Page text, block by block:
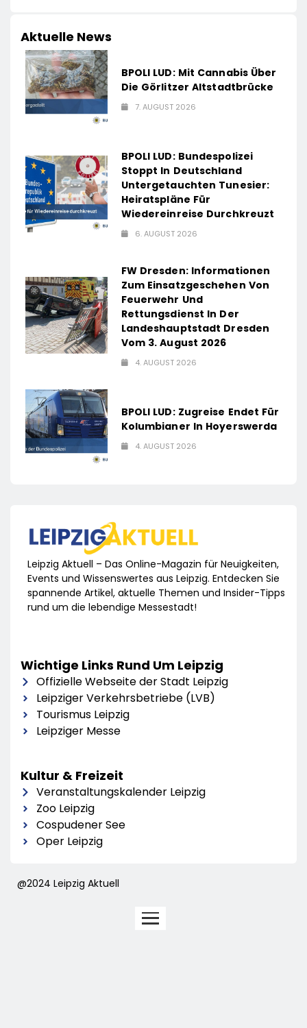
Aktuelle News
BPOLI LUD: Mit Cannabis Über
Die Görlitzer Altstadtbrücke
7. AUGUST 2026
BPOLI LUD: Bundespolizei
Stoppt In Deutschland
Untergetauchten Tunesier:
Heiratspläne Für
Wiedereinreise Durchkreuzt
6. AUGUST 2026
FW Dresden: Informationen
Zum Einsatzgeschehen Von
Feuerwehr Und
Rettungsdienst In Der
Landeshauptstadt Dresden
Vom 3. August 2026
4. AUGUST 2026
BPOLI LUD: Zugreise Endet Für
Kolumbianer In Hoyerswerda
4. AUGUST 2026
Leipzig Aktuell – Das Online-Magazin für Neuigkeiten,
Events und Wissenswertes aus Leipzig. Entdecken Sie
spannende Artikel, aktuelle Themen und Insider-Tipps
rund um die lebendige Messestadt!
Wichtige Links Rund Um Leipzig
Offizielle Webseite der Stadt Leipzig
Leipziger Verkehrsbetriebe (LVB)
Tourismus Leipzig
Leipziger Messe
Kultur & Freizeit
Veranstaltungskalender Leipzig
Zoo Leipzig
Cospudener See
Oper Leipzig
@2024 Leipzig Aktuell